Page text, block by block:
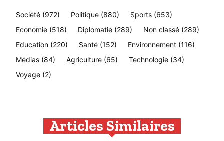
Société (972) Politique (880) Sports (653)
Economie (518) Diplomatie (289) Non classé (289)
Education (220) Santé (152) Environnement (116)
Médias (84) Agriculture (65) Technologie (34)
Voyage (2)
Articles Similaires